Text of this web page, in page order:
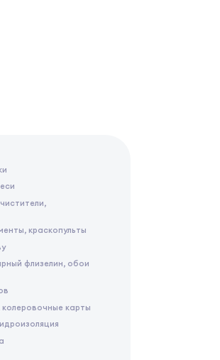
краскопульты
флизелин, обои
карты